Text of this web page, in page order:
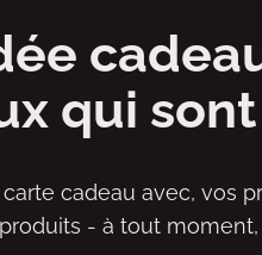
qui
cadeau avec, vos
produits - à tout